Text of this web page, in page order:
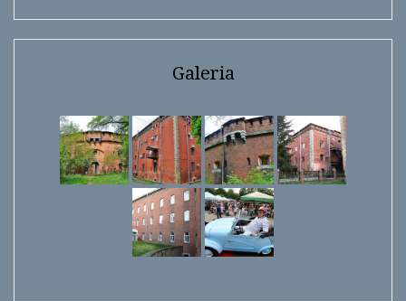
Galeria